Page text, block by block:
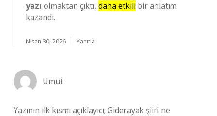
yazı olmaktan çıktı, daha etkili bir anlatım
kazandı.
Nisan 30, 2026 Yanıtla
Umut
Yazının ilk kısmı açıklayıcı; Giderayak şiiri ne